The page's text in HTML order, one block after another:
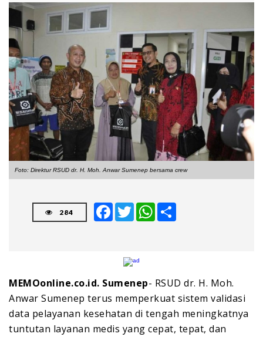
Foto: Direktur RSUD dr. H. Moh. Anwar Sumenep bersama crew
284
FacebookTwitter WhatsApp
MEMOonline.co.id. Sumenep- RSUD dr. H. Moh.
Anwar Sumenep terus memperkuat sistem validasi
data pelayanan kesehatan di tengah meningkatnya
tuntutan layanan medis yang cepat, tepat, dan